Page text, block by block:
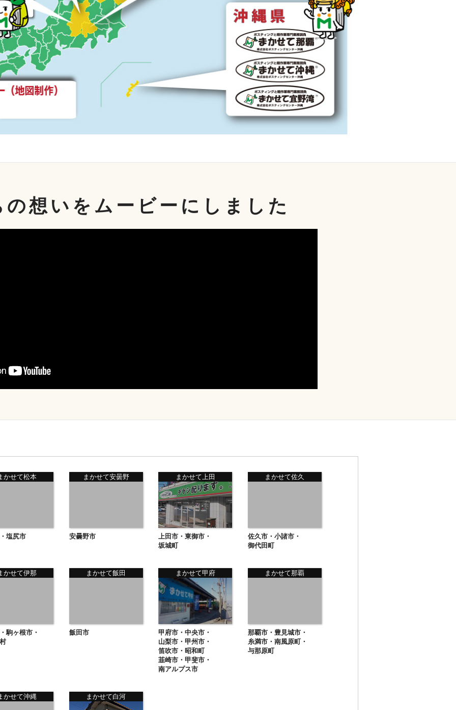
の想 い を ム ー ビー に し ま し た
かせて松本
塩尻市
まかせて安曇野
安曇野市
まかせて上田
上田市・東御市・
坂城町
まかせて佐久
佐久市・小諸市・
御代田町
かせて伊那
駒ヶ根市・
まかせて飯田
飯田市
まかせて甲府
甲府市・中央市・
山梨市・甲州市・
笛吹市・昭和町
韮崎市・甲斐市・
南アルプス市
まかせて那覇
那覇市・豊見城市・
糸満市・南風原町・
与那原町
かせて沖縄 まかせて白河